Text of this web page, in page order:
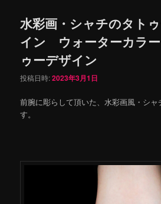
水彩画・シャチのタト
イン ウォーターカラー
ゥーデザイン
投稿日時:2023年3月1日
前腕に彫らして頂いた、水彩画風・シ
す。